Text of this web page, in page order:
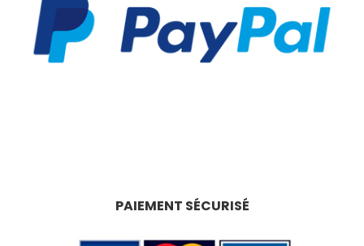
PAIEMENT SÉCURISÉ